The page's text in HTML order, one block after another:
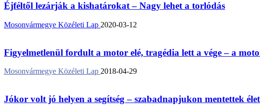
Éjféltől lezárják a kishatárokat – Nagy lehet a torlódás
Mosonvármegye Közéleti Lap 2020-03-12
Figyelmetlenül fordult a motor elé, tragédia lett a vége – a
Mosonvármegye Közéleti Lap 2018-04-29
Jókor volt jó helyen a segítség – szabadnapjukon mentettek